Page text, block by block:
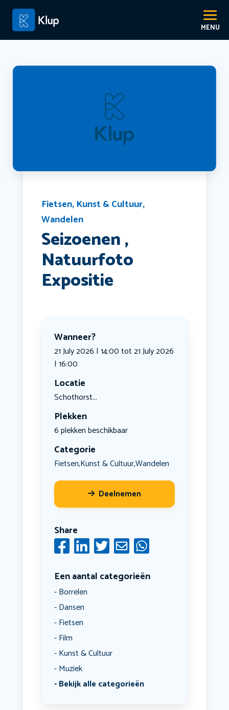
Fietsen, Kunst & Cultuur,
Wandelen
Seizoenen ,
Natuurfoto
Expositie
Wanneer?
21 July 2026 | 14:00 tot 21 July 2026
| 16:00
Locatie
Schothorst...
Plekken
6 plekken beschikbaar
Categorie
Fietsen,Kunst & Cultuur,Wandelen
Deelnemen
Share
Een aantal categorieën
Borrelen
Dansen
Fietsen
Film
Kunst & Cultuur
Muziek
Bekijk alle categorieën